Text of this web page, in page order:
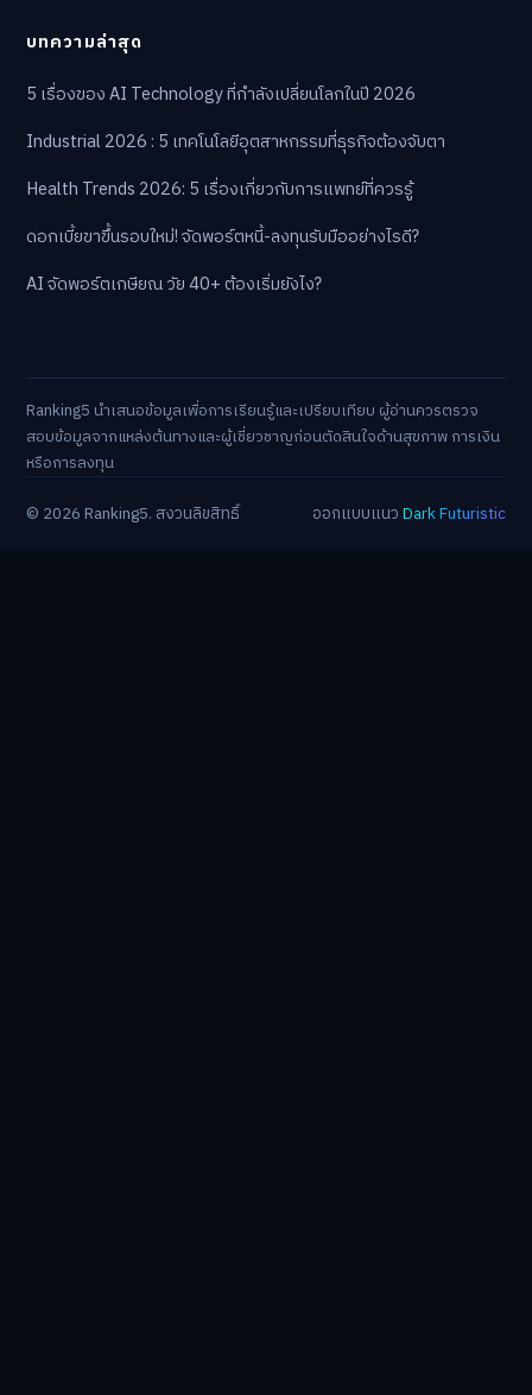
บทความล่าสุด
5 เรื่องของ AI Technology ที่กำลังเปลี่ยนโลกในปี 2026
Industrial 2026 : 5 เทคโนโลยีอุตสาหกรรมที่ธุรกิจต้องจับตา
Health Trends 2026: 5 เรื่องเกี่ยวกับการแพทย์ที่ควรรู้
ดอกเบี้ยขาขึ้นรอบใหม่! จัดพอร์ตหนี้-ลงทุนรับมืออย่างไรดี?
AI จัดพอร์ตเกษียณ วัย 40+ ต้องเริ่มยังไง?
Ranking5 นำเสนอข้อมูลเพื่อการเรียนรู้และเปรียบเทียบ ผู้อ่านควรตรวจ
สอบข้อมูลจากแหล่งต้นทางและผู้เชี่ยวชาญก่อนตัดสินใจด้านสุขภาพ การเงิน
หรือการลงทุน
© 2026 Ranking5. สงวนลิขสิทธิ์
ออกแบบแนวDark Futuristic